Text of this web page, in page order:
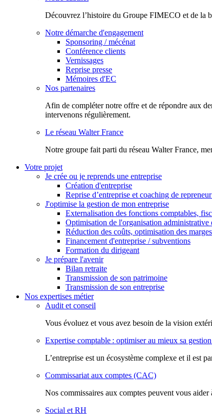
Découvrez l’histoire du Groupe FIMECO et de la
Notre démarche d'engagement
Sponsoring / mécénat
Conférence clients
Vernissages
Reprise presse
Mémoires d'EC
Nos partenaires
Afin de compléter notre offre et de répondre aux
intervenons régulièrement.
Le réseau Walter France
Notr​e groupe fait parti du réseau Walter France,
Votre projet
Je crée ou je reprends une entreprise
Création d'entreprise
Reprise d’entreprise et coaching de
J'optimise la gestion de mon entreprise
Externalisation des fonctions comptables,
Optimisation de l'organisation administrative
Réduction des coûts, optimisation des marges
Financement d'entreprise / subventions
Formation du dirigeant
Je prépare l'avenir
Bilan retraite
Transmission de son patrimoine
Transmission de son entreprise
Nos expertises métier
Audit et conseil
Vous évoluez et vous avez besoin de la vision
Expertise comptable : optimiser au mieux sa
L’entreprise est un écosystème complexe et il est
Commissariat aux comptes (CAC)
Nos commissaires aux comptes peuvent vous
Social et RH